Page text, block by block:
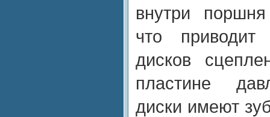
внутри
что
дисков
пластине
диски имеют